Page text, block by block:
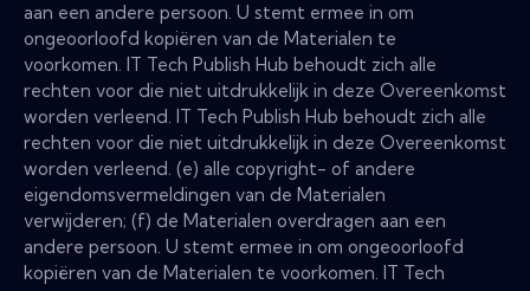
aan een andere persoon. U stemt ermee in om
ongeoorloofd kopiëren van de Materialen te
voorkomen. IT Tech Publish Hub behoudt zich alle
rechten voor die niet uitdrukkelijk in deze Overeenkomst
worden verleend. IT Tech Publish Hub behoudt zich alle
rechten voor die niet uitdrukkelijk in deze Overeenkomst
worden verleend. (e) alle copyright- of andere
eigendomsvermeldingen van de Materialen
verwijderen; (f) de Materialen overdragen aan een
andere persoon. U stemt ermee in om ongeoorloofd
kopiëren van de Materialen te voorkomen. IT Tech